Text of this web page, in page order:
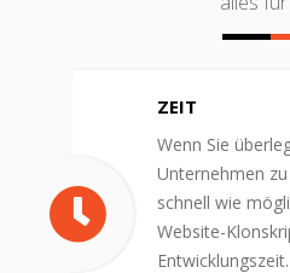
ZEIT
Wenn Sie
Unternehmen
schnell wie
Website-